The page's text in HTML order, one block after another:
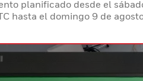
planificado desde el
hasta el domingo 9 de